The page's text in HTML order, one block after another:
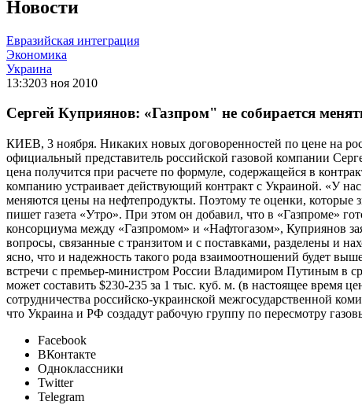
Новости
Евразийская интеграция
Экономика
Украина
13:3203 ноя 2010
Сергей Куприянов: «Газпром" не собирается
КИЕВ, 3 ноября. Никаких новых договоренностей по цене на
официальный представитель российской газовой компании
цена получится при расчете по формуле, содержащейся в
компанию устраивает действующий контракт с Украиной. «У нас
меняются цены на нефтепродукты. Поэтому те оценки, которые
пишет газета «Утро». При этом он добавил, что в «Газпроме»
консорциума между «Газпромом» и «Нафтогазом», Куприянов
вопросы, связанные с транзитом и с поставками, разделены и
ясно, что и надежность такого рода взаимоотношений будет
встречи с премьер-министром России Владимиром Путиным в
может составить $230-235 за 1 тыс. куб. м. (в настоящее время
сотрудничества российско-украинской межгосударственной
что Украина и РФ создадут рабочую группу по пересмотру
Facebook
ВКонтакте
Одноклассники
Twitter
Telegram